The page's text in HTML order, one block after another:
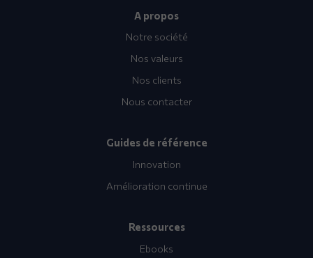
A propos
Notre société
Nos valeurs
Nos clients
Nous contacter
Guides de référence
Innovation
Amélioration continue
Ressources
Ebooks